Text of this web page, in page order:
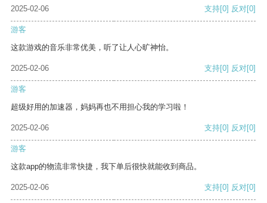
2025-02-06
支持[0] 反对[0]
游客
这款游戏的音乐非常优美，听了让人心旷神怡。
2025-02-06 支持[0] 反对[0]
游客
超级好用的加速器，妈妈再也不用担心我的学习啦！
2025-02-06 支持[0] 反对[0]
游客
这款app的物流非常快捷，我下单后很快就能收到商品。
2025-02-06 支持[0] 反对[0]